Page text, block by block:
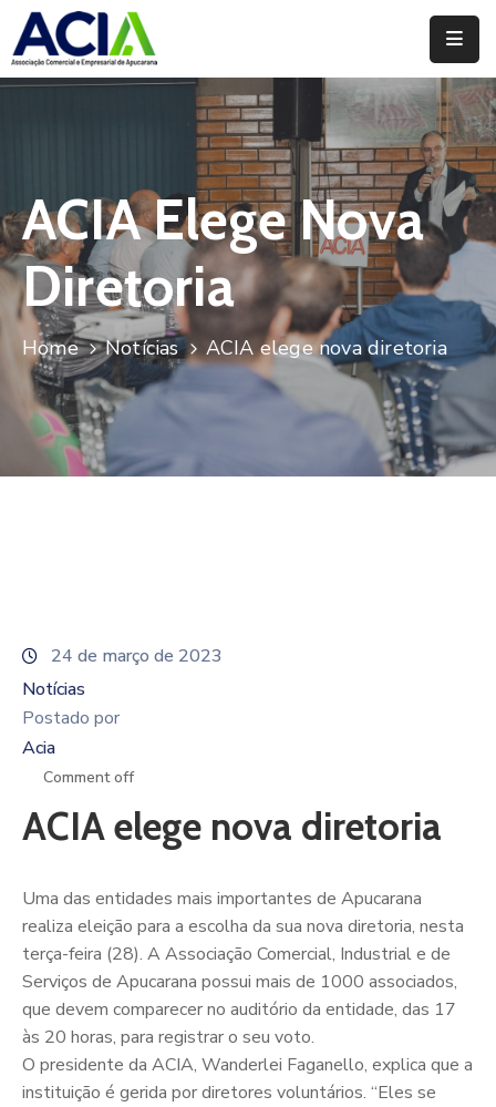
Serviços
Campanhas
Convênios
E
Benefícios
Fórum
Desenvolve
Instituto
ACIA Elege Nova
Diretoria
Home Notícias ACIA elege nova diretoria
24 de março de 2023
Notícias
Postado por
Acia
Comment off
ACIA elege nova diretoria
Uma das entidades mais importantes de Apucarana
realiza eleição para a escolha da sua nova diretoria, nesta
terça-feira (28). A Associação Comercial, Industrial e de
Serviços de Apucarana possui mais de 1000 associados,
que devem comparecer no auditório da entidade, das 17
às 20 horas, para registrar o seu voto.
O presidente da ACIA, Wanderlei Faganello, explica que a
instituição é gerida por diretores voluntários. “Eles se